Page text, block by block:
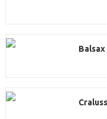
Balsax